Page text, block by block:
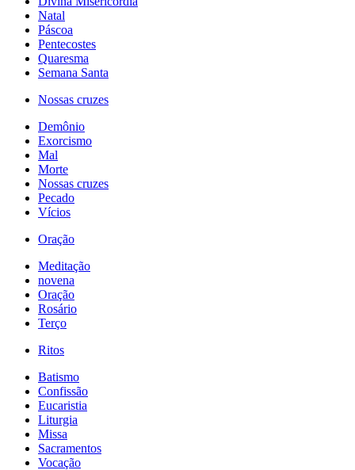
Natal
Páscoa
Pentecostes
Quaresma
Semana Santa
Nossas cruzes
Demônio
Exorcismo
Mal
Morte
Nossas cruzes
Pecado
Vícios
Oração
Meditação
novena
Oração
Rosário
Terço
Ritos
Batismo
Confissão
Eucaristia
Liturgia
Missa
Sacramentos
Vocação